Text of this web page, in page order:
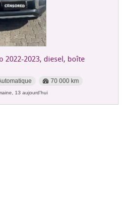
2022-2023, diesel, boîte
70 000 km
13 aujourd'hui